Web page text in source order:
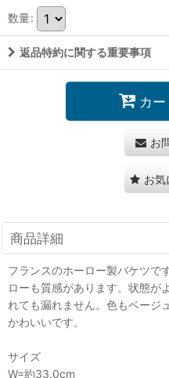
数量:
返品特約に関する重要事項
カ
お
お気
商品詳細
フランスのホーロー製バケツで
ローも質感があります。状態が
れても漏れません。色もベージ
かわいいです。
サイズ
W=約33.0cm